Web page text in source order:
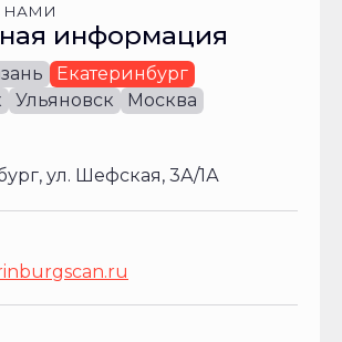
НАМИ
информация
Екатеринбург
Ульяновск Москва
ул. Шефская, 3А/1А